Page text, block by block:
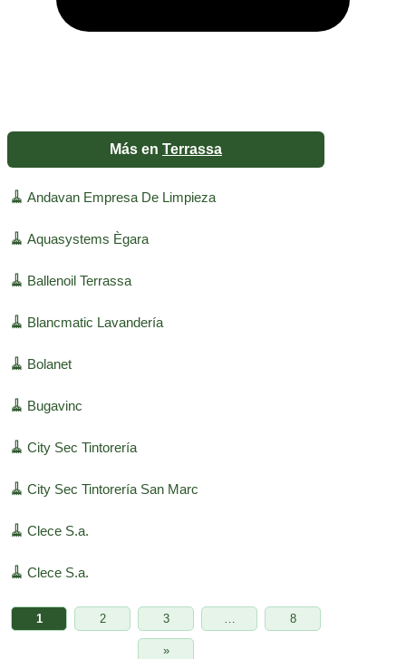
Más en Terrassa
🧹 Andavan Empresa De Limpieza
🧹 Aquasystems Ègara
🧹 Ballenoil Terrassa
🧹 Blancmatic Lavandería
🧹 Bolanet
🧹 Bugavinc
🧹 City Sec Tintorería
🧹 City Sec Tintorería San Marc
🧹 Clece S.a.
🧹 Clece S.a.
1 2 3 … 8
»